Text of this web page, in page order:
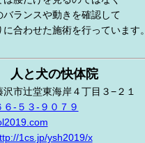
バランスや動きを確認して
合わせた施術を行っています。
人と犬の快体院
市辻堂東海岸４丁目３−２１
６-５３-９０７９
1cs.jp/ysh2019/x